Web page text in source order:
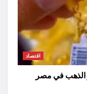
اقتصاد
أسعار الذهب في مصر